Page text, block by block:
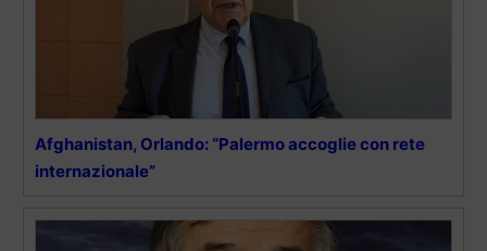
Afghanistan, Orlando: “Palermo accoglie con rete
internazionale”